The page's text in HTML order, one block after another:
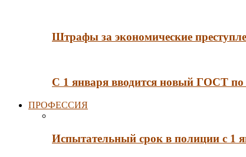
Штрафы за экономические
С 1 января вводится новый ГОСТ по
ПРОФЕССИЯ
Испытательный срок в полиции с 1